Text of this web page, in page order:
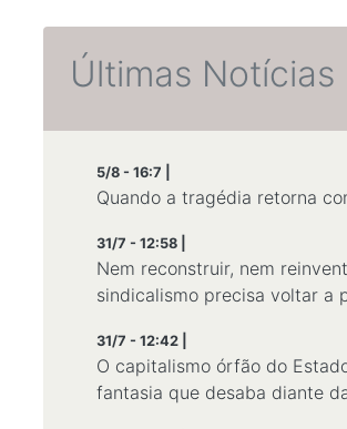
Últimas Notícias
5/8 - 16:7 |
Quando a tragédia retorna
31/7 - 12:58 |
Nem reconstruir, nem
sindicalismo precisa voltar a
31/7 - 12:42 |
O capitalismo órfão do
fantasia que desaba diante